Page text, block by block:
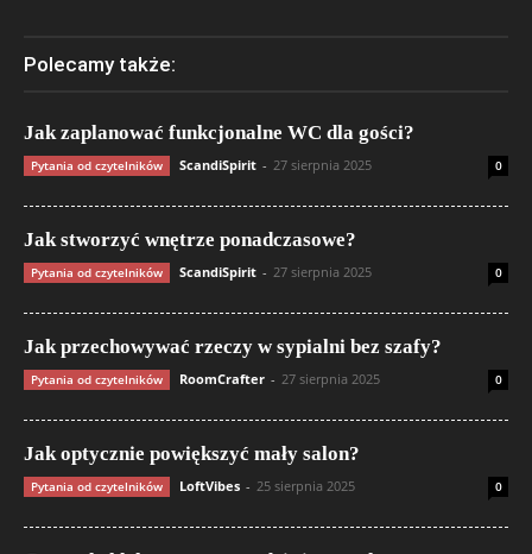
Polecamy także:
Jak zaplanować funkcjonalne WC dla gości?
Pytania od czytelników ScandiSpirit - 27 sierpnia 2025 0
Jak stworzyć wnętrze ponadczasowe?
Pytania od czytelników ScandiSpirit - 27 sierpnia 2025 0
Jak przechowywać rzeczy w sypialni bez szafy?
Pytania od czytelników RoomCrafter - 27 sierpnia 2025 0
Jak optycznie powiększyć mały salon?
Pytania od czytelników LoftVibes - 25 sierpnia 2025 0